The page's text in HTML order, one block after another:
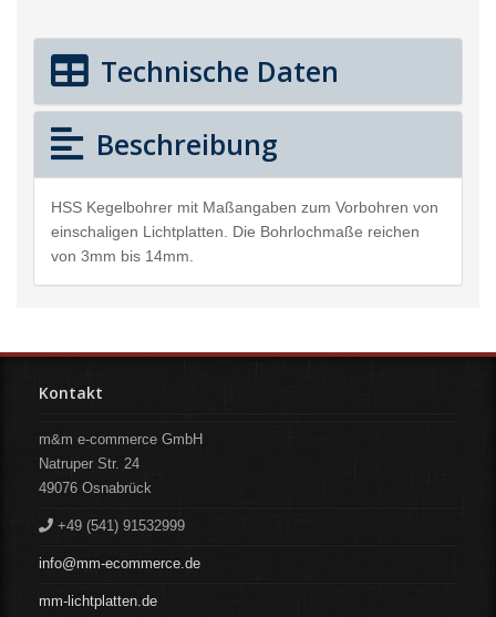
Technische Daten
Beschreibung
HSS Kegelbohrer mit Maßangaben zum Vorbohren von
einschaligen Lichtplatten. Die Bohrlochmaße reichen
von 3mm bis 14mm.
Kontakt
m&m e-commerce GmbH
Natruper Str. 24
49076 Osnabrück
+49 (541) 91532999
info@mm-ecommerce.de
mm-lichtplatten.de